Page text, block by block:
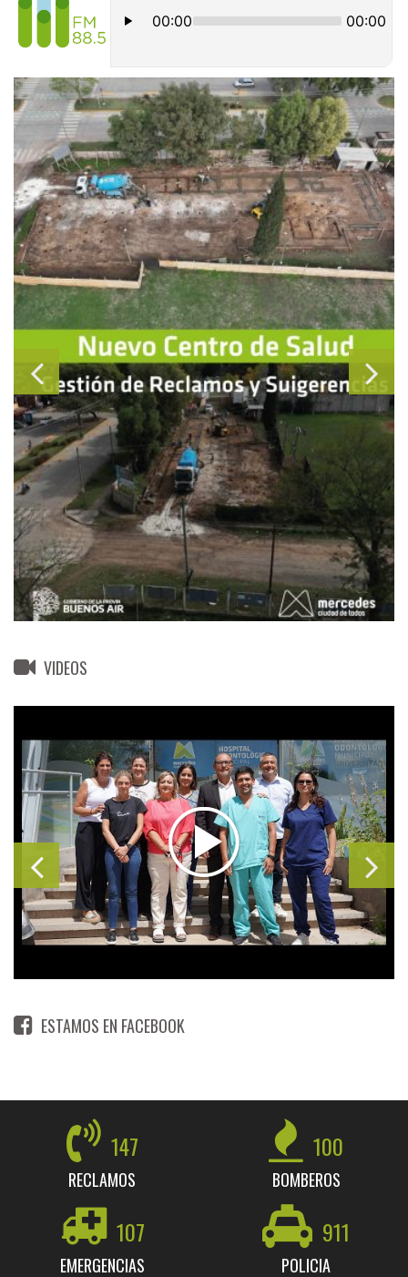
VIDEOS
ESTAMOS EN FACEBOOK
147
RECLAMOS
100
BOMBEROS
107
EMERGENCIAS
911
POLICIA